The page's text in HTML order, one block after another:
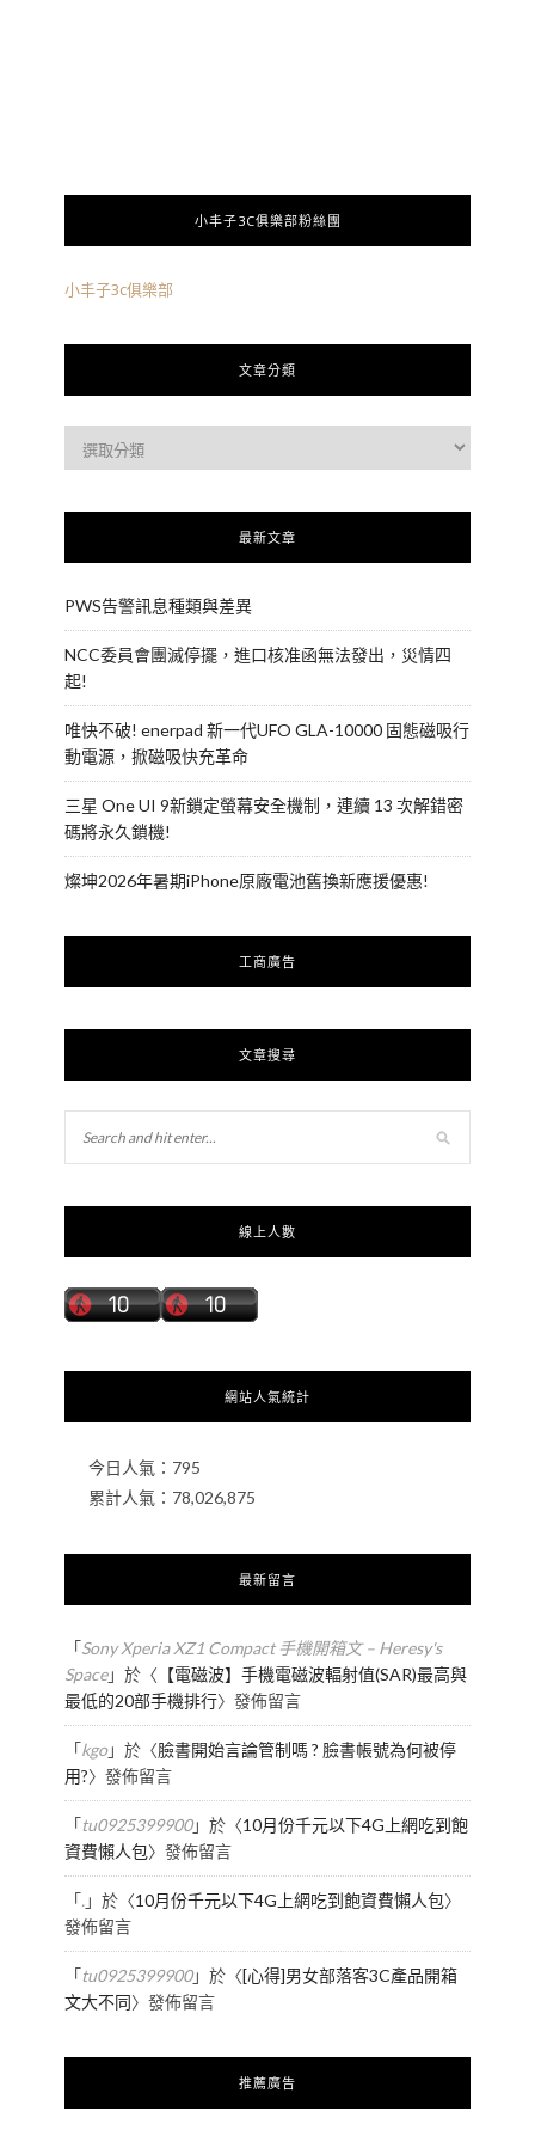
小丰子3C俱樂部粉絲團
小丰子3c俱樂部
文章分類
最新文章
PWS告警訊息種類與差異
NCC委員會團滅停擺，進口核准函無法發出，災情四
起!
唯快不破! enerpad 新一代UFO GLA-10000 固態磁吸行
動電源，掀磁吸快充革命
三星 One UI 9新鎖定螢幕安全機制，連續 13 次解錯密
碼將永久鎖機!
燦坤2026年暑期iPhone原廠電池舊換新應援優惠!
工商廣告
文章搜尋
線上人數
網站人氣統計
今日人氣： 795
累計人氣： 78,026,875
最新留言
「Sony Xperia XZ1 Compact 手機開箱文 – Heresy's
Space」於〈 【電磁波】手機電磁波輻射值(SAR)最高與
最低的20部手機排行〉發佈留言
「kgo」於〈臉書開始言論管制嗎 ? 臉書帳號為何被停
用?〉發佈留言
「tu0925399900」於〈10月份千元以下4G上網吃到飽
資費懶人包〉發佈留言
「.」於〈10月份千元以下4G上網吃到飽資費懶人包〉
發佈留言
「tu0925399900」於〈[心得]男女部落客3C產品開箱
文大不同〉發佈留言
推薦廣告